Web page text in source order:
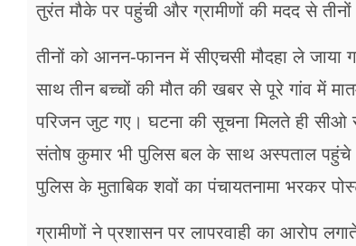
तुरंत मौके पर पहुंची और ग्रामीणों की मदद से तीनों
तीनों को आनन-फानन में सीएचसी मौदहा ले जाया
साथ तीन बच्चों की मौत की खबर से पूरे गांव में
परिजन जुट गए। घटना की सूचना मिलते ही सीओ
संतोष कुमार भी पुलिस बल के साथ अस्पताल
पुलिस के मुताबिक शवों का पंचायतनामा भरकर
ग्रामीणों ने प्रशासन पर लापरवाही का आरोप